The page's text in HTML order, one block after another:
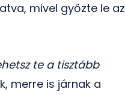
mivel győzte le az
te a tisztább
merre is járnak a